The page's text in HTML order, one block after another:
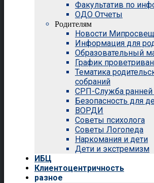
Факультатив по
ОДО Отчеты
Родителям
Новости
Информация для
Образовательный
График
Тематика
собраний
СРП-Служба
Безопасность для
ВОРДИ
Советы психолога
Советы Логопеда
Наркомания и дети
Дети и экстремизм
ИБЦ
Клиентоцентричность
разное